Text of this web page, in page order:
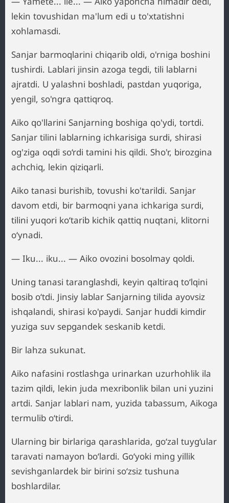
lekin tovushidan ma'lum edi u to'xtatishni
xohlamasdi.
Sanjar barmoqlarini chiqarib oldi, o'rniga boshini
tushirdi. Lablari jinsin azoga tegdi, tili lablarni
ajratdi. U yalashni boshladi, pastdan yuqoriga,
yengil, so'ngra qattiqroq.
Aiko qo'llarini Sanjarning boshiga qo'ydi, tortdi.
Sanjar tilini lablarning ichkarisiga surdi, shirasi
og'ziga oqdi so‘rdi tamini his qildi. Sho'r, birozgina
achchiq, lekin qiziqarli.
Aiko tanasi burishib, tovushi ko'tarildi. Sanjar
davom etdi, bir barmoqni yana ichkariga surdi,
tilini yuqori ko‘tarib kichik qattiq nuqtani, klitorni
o‘ynadi.
— Iku... iku... — Aiko ovozini bosolmay qoldi.
Uning tanasi taranglashdi, keyin qaltiraq to‘lqini
bosib o‘tdi. Jinsiy lablar Sanjarning tilida ayovsiz
ishqalandi, shirasi ko'paydi. Sanjar huddi kimdir
yuziga suv sepgandek seskanib ketdi.
Bir lahza sukunat.
Aiko nafasini rostlashga urinarkan uzurhohlik ila
tazim qildi, lekin juda mexribonlik bilan uni yuzini
artdi. Sanjar lablari nam, yuzida tabassum, Aikoga
termulib o‘tirdi.
Ularning bir birlariga qarashlarida, go‘zal tuyg‘ular
taravati namayon bo‘lardi. Go‘yoki ming yillik
sevishganlardek bir birini so‘zsiz tushuna
boshlardilar.